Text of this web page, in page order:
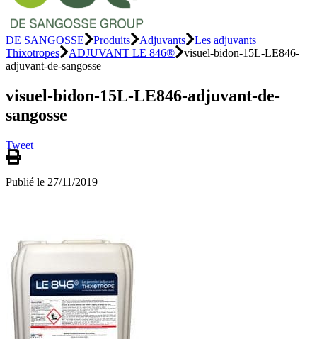
DE SANGOSSE Produits Adjuvants
Les adjuvants
Thixotropes
ADJUVANT LE 846®
visuel-bidon-15L-LE846-
adjuvant-de-sangosse
visuel-bidon-15L-LE846-adjuvant-de-
sangosse
Tweet
Publié le 27/11/2019